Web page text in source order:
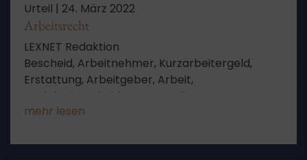
Urteil | 24. März 2022
Arbeitsrecht
LEXNET Redaktion
Bescheid, Arbeitnehmer, Kurzarbeitergeld,
Erstattung, Arbeitgeber, Arbeit,
Gerichtsbescheid, Antragstellung,
Arbeitsausfall, Ausschlussfrist, Anspruch, Frist,
mehr lesen